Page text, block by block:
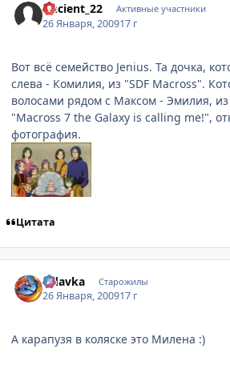
Ancient_22 Активные участники
26 Января, 200917 г
Вот всё семейство Jenius. Та дочка,
слева - Комилия, из "SDF Macross".
волосами рядом с Максом - Эмилия,
"Macross 7 the Galaxy is calling me!",
фотография.
Цитата
Udavka Старожилы
26 Января, 200917 г
А карапузя в коляске это Милена :)